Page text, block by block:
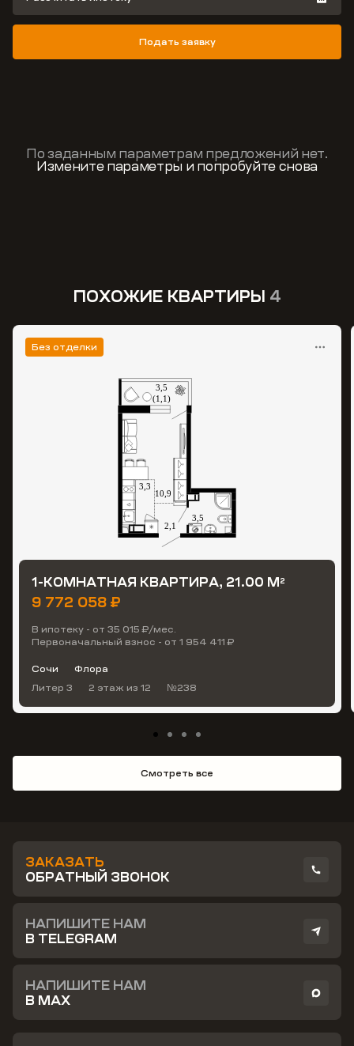
Подать заявку
По заданным параметрам предложений нет.
Измените параметры и попробуйте снова
ПОХОЖИЕ КВАРТИРЫ 4
Без отделки
1-КОМНАТНАЯ КВАРТИРА, 21.00 М2
9 772 058 ₽
В ипотеку - от 35 015 ₽/мес.
Первоначальный взнос - от 1 954 411 ₽
Сочи
Флора
Литер 3
2 этаж из 12 №238
Смотреть все
ЗАКАЗАТЬ
ОБРАТНЫЙ ЗВОНОК
НАПИШИТЕ НАМ
В TELEGRAM
НАПИШИТЕ НАМ
В MAX